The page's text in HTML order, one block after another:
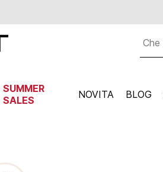
SUMMER
SALES
NOVITA BLOG